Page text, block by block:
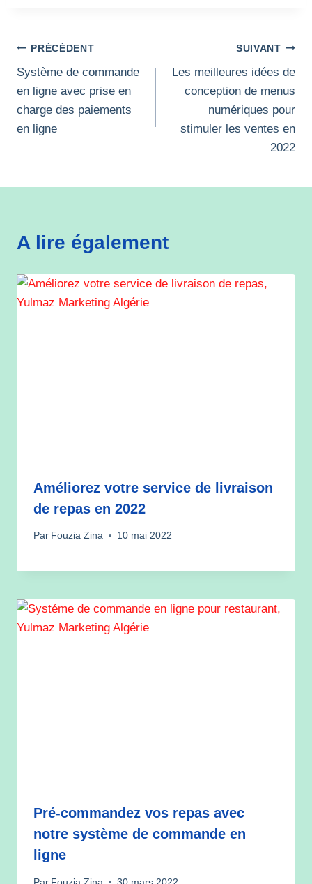
Navigation
de
l’article
PRÉCÉDENT
Système de commande
en ligne avec prise en
charge des paiements
en ligne
SUIVANT
Les meilleures idées de
conception de menus
numériques pour
stimuler les ventes en
2022
A lire également
Améliorez votre service de livraison
de repas en 2022
Par Fouzia Zina 10 mai 2022
Pré-commandez vos repas avec
notre système de commande en
ligne